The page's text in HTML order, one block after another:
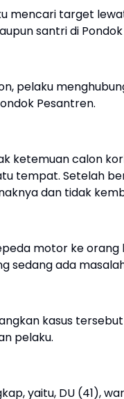
mencari target
santri di
pelaku
Pesantren.
ketemuan calon
tempat. Setelah
dan tidak
motor ke
sedang ada
kasus
pelaku.
yaitu, DU (41),